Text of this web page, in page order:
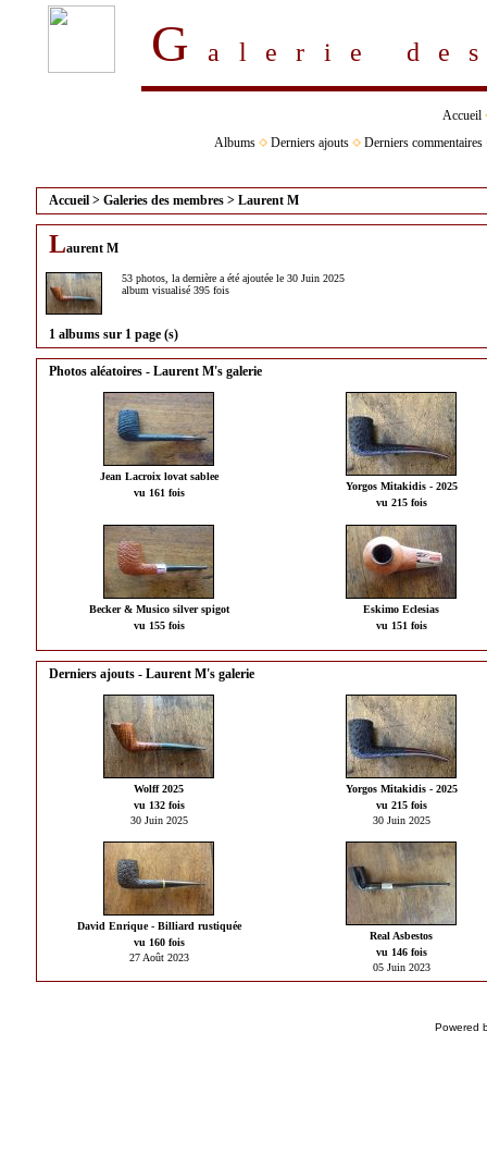
Galerie
Accueil
Albums
Derniers ajouts Derniers commentaires
Accueil > Galeries des membres > Laurent M
Laurent M
53 photos, la dernière a été ajoutée le 30 Juin 2025
album visualisé 395 fois
1 albums sur 1 page (s)
Photos aléatoires - Laurent M's galerie
Jean Lacroix lovat sablee
vu 161 fois
Yorgos Mitakidis - 2025
vu 215 fois
Becker & Musico silver spigot
vu 155 fois
Eskimo Eclesias
vu 151 fois
Derniers ajouts - Laurent M's galerie
Wolff 2025
vu 132 fois
30 Juin 2025
Yorgos Mitakidis - 2025
vu 215 fois
30 Juin 2025
David Enrique - Billiard rustiquée
vu 160 fois
27 Août 2023
Real Asbestos
vu 146 fois
05 Juin 2023
Powered